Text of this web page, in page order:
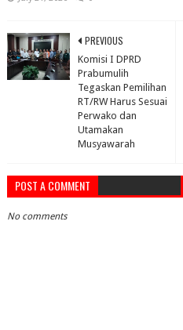
PREVIOUS
Komisi I DPRD
Prabumulih
Tegaskan Pemilihan
RT/RW Harus Sesuai
Perwako dan
Utamakan
Musyawarah
POST A COMMENT
No comments